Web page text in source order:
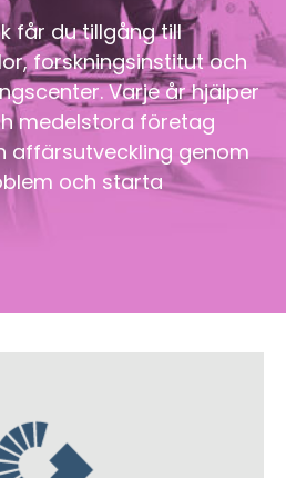
får du tillgång till
forskningsinstitut och
Varje år hjälper
medelstora företag
affärsutveckling genom
och starta